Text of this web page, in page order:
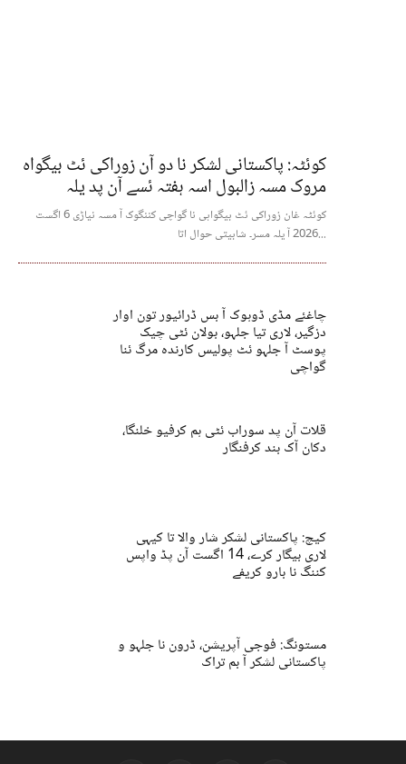
کوئٹہ: پاکستانی لشکر نا دو آن زوراکی ئٹ بیگواہ
مروک مسہ زالبول اسہ ہفتہ ئسے آن پد یلہ
کوئٹہ غان زوراکی ئٹ بیگواہی نا گواچی کننگوک آ مسہ نیاڑی 6 اگست
2026 آ یلہ مسر۔ شابیتی حوال اتا...
چاغئے مڈی ڈوہوک آ بس ڈرائیور تون اوار
دزگیر، لاری تیا جلہو، بولان ئٹی چیک
پوسٹ آ جلہو ئٹ پولیس کارندہ مرگ ئنا
گواچی
قلات آن پد سوراب ئٹی ہم کرفیو خلنگا،
دکان آک بند کرفنگار
کیچ: پاکستانی لشکر شار والا تا کیہی
لاری بیگار کرے، 14 اگست آن پڈ واپس
کننگ نا بارو کریفے
مستونگ: فوجی آپریشن، ڈرون نا جلہو و
پاکستانی لشکر آ بم تراک